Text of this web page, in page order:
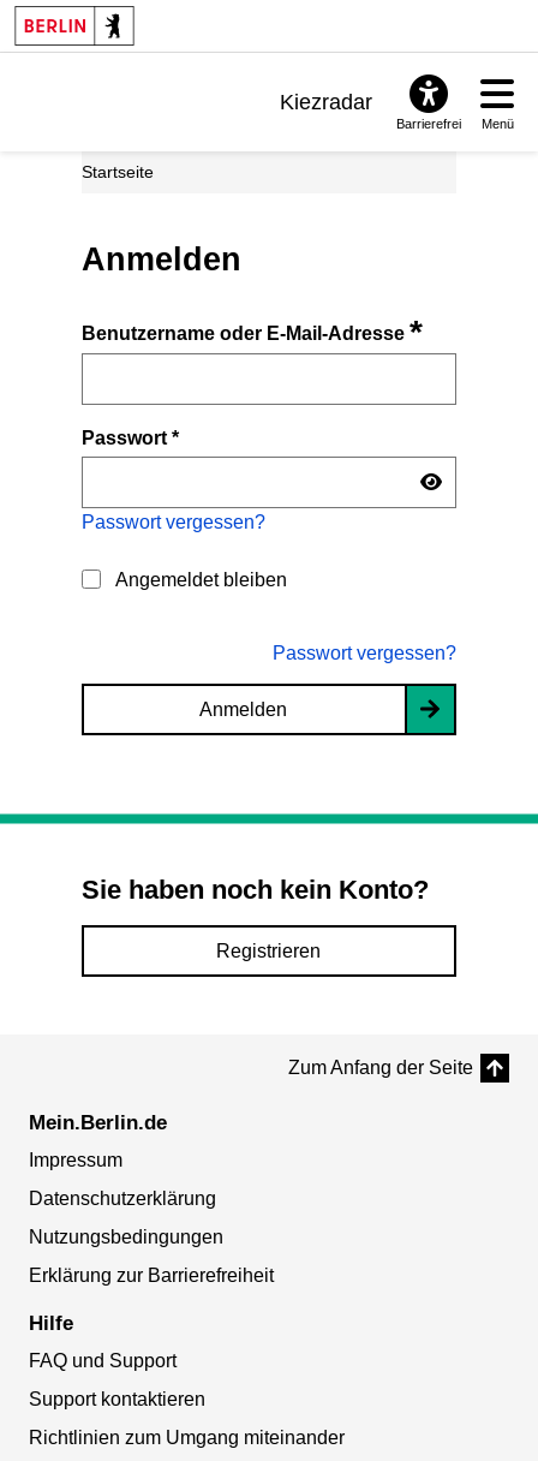
Kiezradar
Barrierefrei Menü
Startseite
Anmelden
Benutzername oder E-Mail-Adresse*
Passwort*
Passwort vergessen?
Angemeldet bleiben
Passwort vergessen?
Anmelden
Sie haben noch kein Konto?
Registrieren
Zum Anfang der Seite
Mein.Berlin.de
Impressum
Datenschutzerklärung
Nutzungsbedingungen
Erklärung zur Barrierefreiheit
Hilfe
FAQ und Support
Support kontaktieren
Richtlinien zum Umgang miteinander